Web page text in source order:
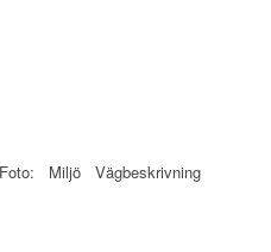
Foto: Miljö Vägbeskrivning